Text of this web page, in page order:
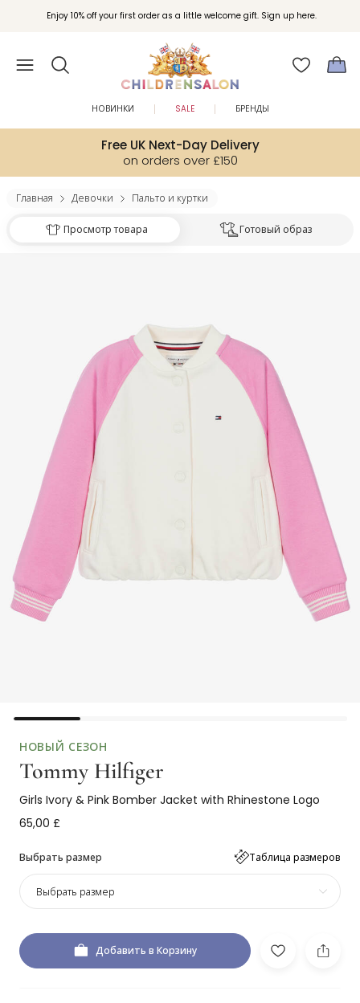
Enjoy 10% off your first order as a little welcome gift. Sign up here.
Free UK Next-Day Delivery
on orders over £150
НОВИНКИ SALE БРЕНДЫ
Главная Девочки Пальто и куртки
Просмотр товара Готовый образ
НОВЫЙ СЕЗОН
Tommy Hilfiger
Girls Ivory & Pink Bomber Jacket with Rhinestone Logo
65,00 £
Выбрать размер Таблица размеров
Выбрать размер
Добавить в Корзину